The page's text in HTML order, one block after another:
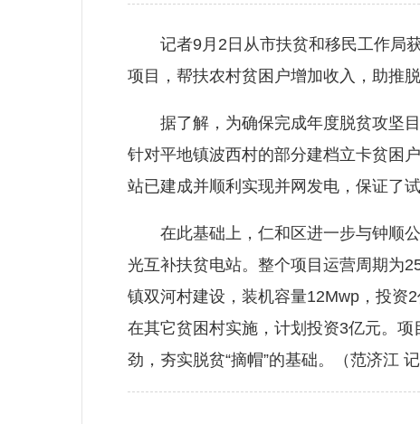
记者9月2日从市扶贫和移民工作局获
项目，帮扶农村贫困户增加收入，助推
据了解，为确保完成年度脱贫攻坚目
针对平地镇波西村的部分建档立卡贫困
站已建成并顺利实现并网发电，保证了
在此基础上，仁和区进一步与钟顺公
光互补扶贫电站。整个项目运营周期为
镇双河村建设，装机容量12Mwp，投资
在其它贫困村实施，计划投资3亿元。
劲，夯实脱贫“摘帽”的基础。（范济江 记